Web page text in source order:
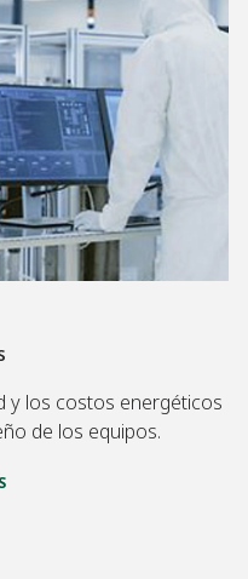
y los costos energéticos
de los equipos.